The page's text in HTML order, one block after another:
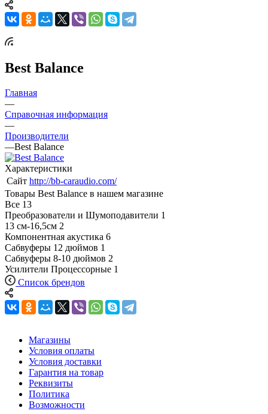
Best Balance
Главная
—
Справочная информация
—
Производители
—Best Balance
Характеристики
Сайт http://bb-caraudio.com/
Товары Best Balance в нашем магазине
Все 13
Преобразователи и Шумоподавители 1
13 см-16,5см 2
Компонентная акустика 6
Сабвуферы 12 дюймов 1
Сабвуферы 8-10 дюймов 2
Усилители Процессорные 1
Список брендов
Магазины
Условия оплаты
Условия доставки
Гарантия на товар
Реквизиты
Политика
Возможности